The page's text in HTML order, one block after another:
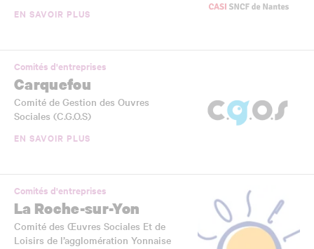
EN SAVOIR PLUS
Comités d'entreprises
Carquefou
Comité de Gestion des Ouvres
Sociales (C.G.O.S)
EN SAVOIR PLUS
Comités d'entreprises
La Roche-sur-Yon
Comité des Œuvres Sociales Et de
Loisirs de l’agglomération Yonnaise